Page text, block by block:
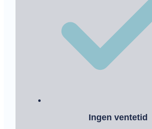
Ingen ventetid